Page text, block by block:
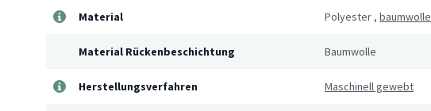
Material Polyester , baumwolle
Material Rückenbeschichtung Baumwolle
Herstellungsverfahren Maschinell gewebt